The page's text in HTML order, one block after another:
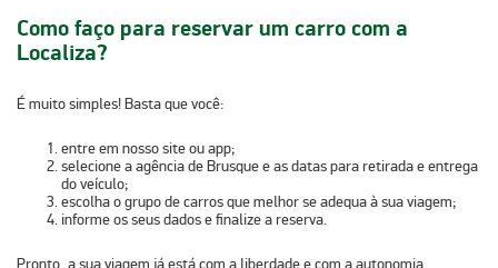
Como faço para reservar um carro com a
Localiza?
É muito simples! Basta que você:
entre em nossosite ou app;
selecione aagência de Brusquee as datas para retirada e entrega
do veículo;
escolha ogrupo de carrosque melhor se adequa à sua viagem;
informe os seus dados e finalize a reserva.
Pronto, a sua viagem já está com a liberdade e com a autonomia